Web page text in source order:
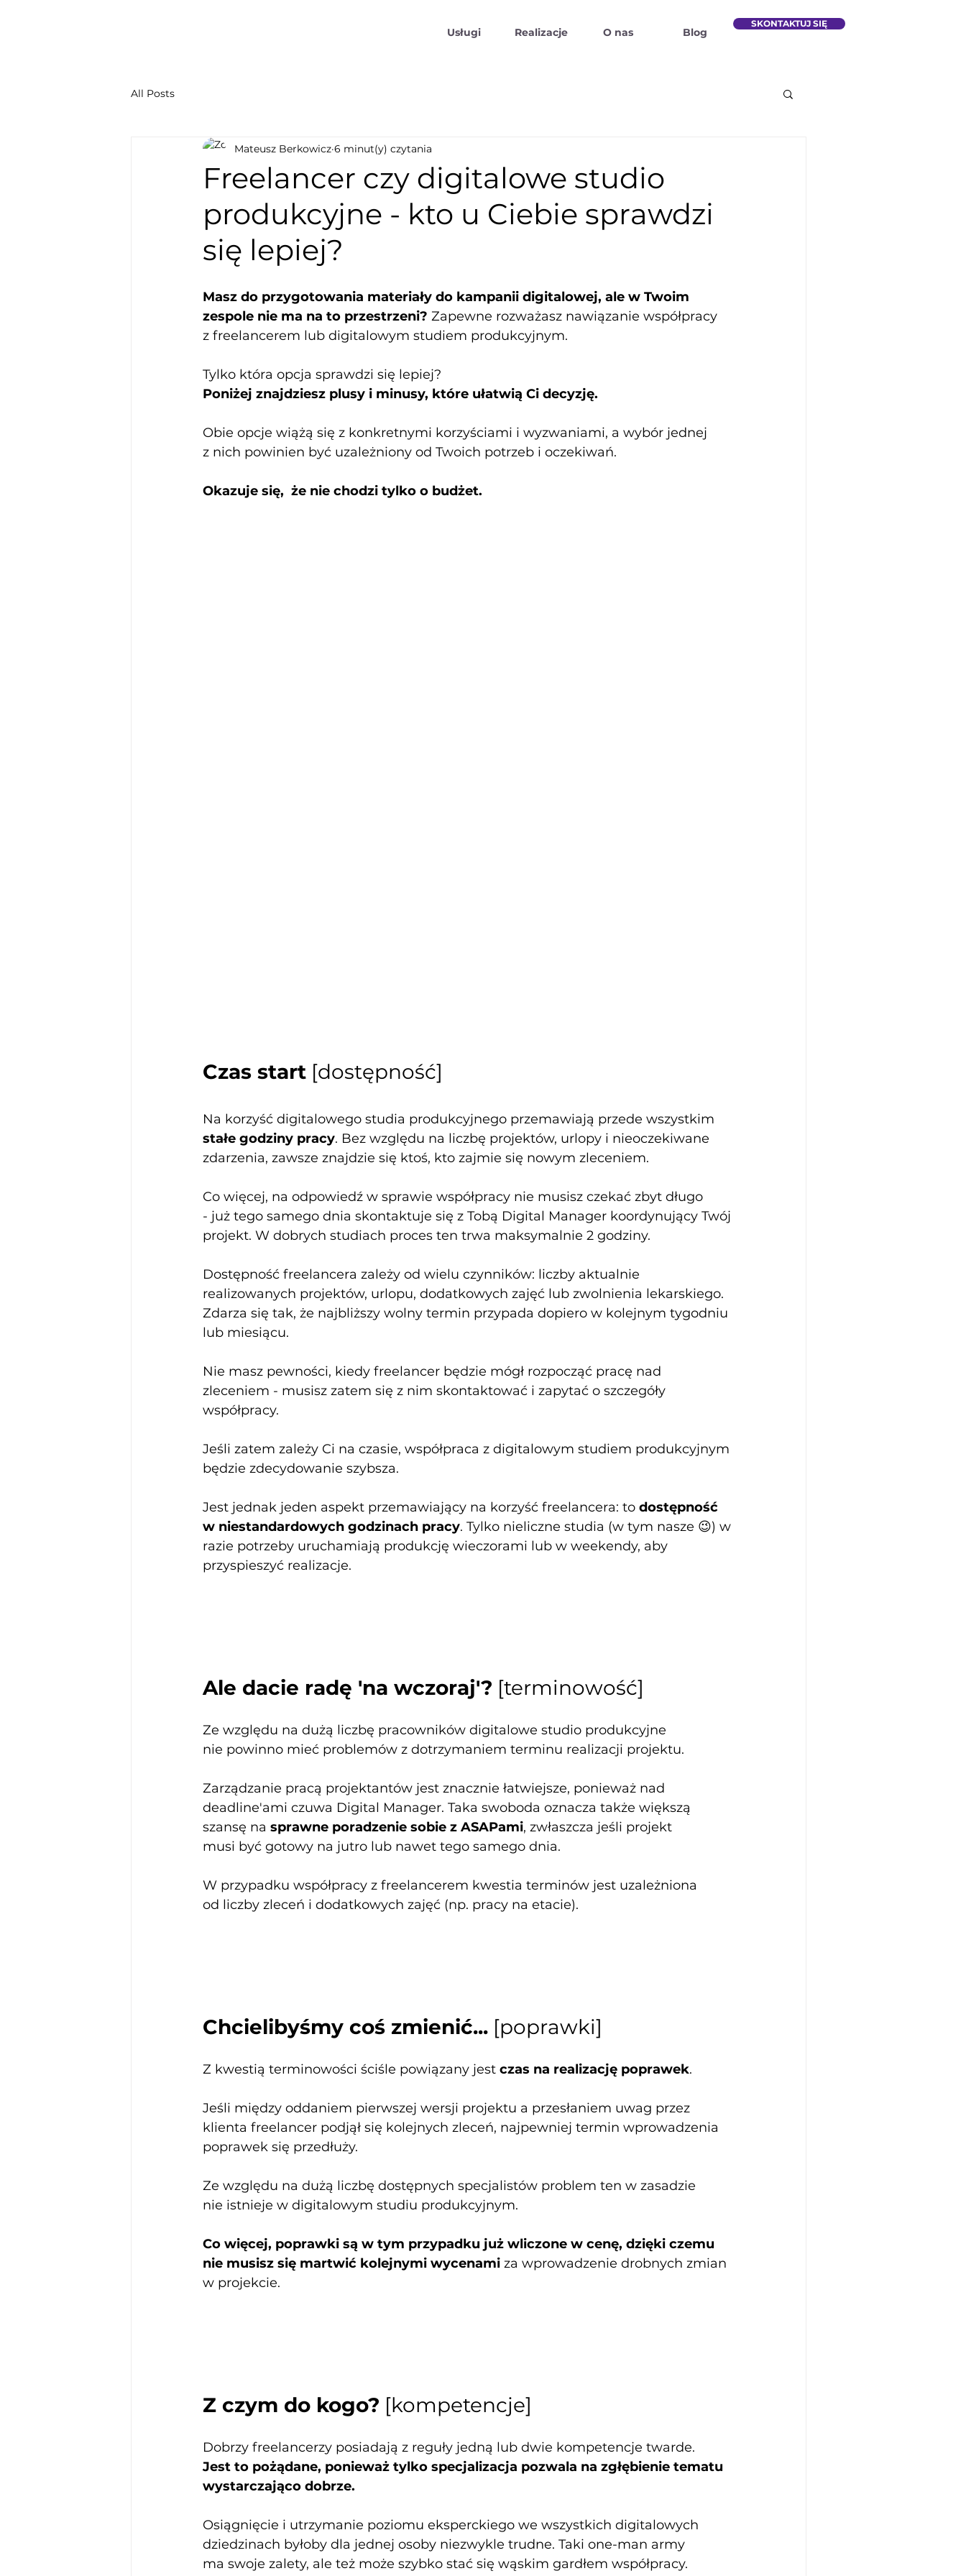
Usługi Realizacje O nas Blog
SKONTAKTUJ SIĘ
All Posts
Freelancer czy digitalowe studio
produkcyjne - kto u Ciebie sprawdzi
się lepiej?
Mateusz Berkowicz 6 minut(y) czytania
Masz do przygotowania materiały do kampanii digitalowej, ale w Twoim
zespole nie ma na to przestrzeni? Zapewne rozważasz nawiązanie współpracy
z freelancerem lub digitalowym studiem produkcyjnym.
Tylko która opcja sprawdzi się lepiej?
Poniżej znajdziesz plusy i minusy, które ułatwią Ci decyzję.
Obie opcje wiążą się z konkretnymi korzyściami i wyzwaniami, a wybór jednej
z nich powinien być uzależniony od Twoich potrzeb i oczekiwań.
Okazuje się,  że nie chodzi tylko o budżet.
Czas start [dostępność]
Na korzyść digitalowego studia produkcyjnego przemawiają przede wszystkim
stałe godziny pracy. Bez względu na liczbę projektów, urlopy i nieoczekiwane
zdarzenia, zawsze znajdzie się ktoś, kto zajmie się nowym zleceniem.
Co więcej, na odpowiedź w sprawie współpracy nie musisz czekać zbyt długo
- już tego samego dnia skontaktuje się z Tobą Digital Manager koordynujący Twój
projekt. W dobrych studiach proces ten trwa maksymalnie 2 godziny.
Dostępność freelancera zależy od wielu czynników: liczby aktualnie
realizowanych projektów, urlopu, dodatkowych zajęć lub zwolnienia lekarskiego.
Zdarza się tak, że najbliższy wolny termin przypada dopiero w kolejnym tygodniu
lub miesiącu.
Nie masz pewności, kiedy freelancer będzie mógł rozpocząć pracę nad
zleceniem - musisz zatem się z nim skontaktować i zapytać o szczegóły
współpracy.
Jeśli zatem zależy Ci na czasie, współpraca z digitalowym studiem produkcyjnym
będzie zdecydowanie szybsza.
Jest jednak jeden aspekt przemawiający na korzyść freelancera: to dostępność
w niestandardowych godzinach pracy. Tylko nieliczne studia (w tym nasze 😉) w
razie potrzeby uruchamiają produkcję wieczorami lub w weekendy, aby
przyspieszyć realizacje.
Ale dacie radę 'na wczoraj'? [terminowość]
Ze względu na dużą liczbę pracowników digitalowe studio produkcyjne
nie powinno mieć problemów z dotrzymaniem terminu realizacji projektu.
Zarządzanie pracą projektantów jest znacznie łatwiejsze, ponieważ nad
deadline'ami czuwa Digital Manager. Taka swoboda oznacza także większą
szansę na sprawne poradzenie sobie z ASAPami, zwłaszcza jeśli projekt
musi być gotowy na jutro lub nawet tego samego dnia.
W przypadku współpracy z freelancerem kwestia terminów jest uzależniona
od liczby zleceń i dodatkowych zajęć (np. pracy na etacie).
Chcielibyśmy coś zmienić... [poprawki]
Z kwestią terminowości ściśle powiązany jest czas na realizację poprawek.
Jeśli między oddaniem pierwszej wersji projektu a przesłaniem uwag przez
klienta freelancer podjął się kolejnych zleceń, najpewniej termin wprowadzenia
poprawek się przedłuży.
Ze względu na dużą liczbę dostępnych specjalistów problem ten w zasadzie
nie istnieje w digitalowym studiu produkcyjnym.
Co więcej, poprawki są w tym przypadku już wliczone w cenę, dzięki czemu
nie musisz się martwić kolejnymi wycenami za wprowadzenie drobnych zmian
w projekcie.
Z czym do kogo? [kompetencje]
Dobrzy freelancerzy posiadają z reguły jedną lub dwie kompetencje twarde.
Jest to pożądane, ponieważ tylko specjalizacja pozwala na zgłębienie tematu
wystarczająco dobrze.
Osiągnięcie i utrzymanie poziomu eksperckiego we wszystkich digitalowych
dziedzinach byłoby dla jednej osoby niezwykle trudne. Taki one-man army
ma swoje zalety, ale też może szybko stać się wąskim gardłem współpracy.